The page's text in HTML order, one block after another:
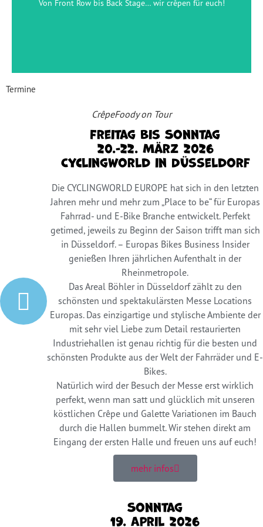
Von Front Row bis Back Stage… wir crêpen für euch!
Termine
CrêpeFoody on Tour
Freitag bis Sonntag
20.-22. März 2026
Cyclingworld in Düsseldorf
Die CYCLINGWORLD EUROPE hat sich in den letzten
Jahren mehr und mehr zum „Place to be“ für Europas
Fahrrad- und E-Bike Branche entwickelt. Perfekt
getimed, jeweils zu Beginn der Saison trifft man sich
in Düsseldorf. – Europas Bikes Business Insider
genießen Ihren jährlichen Aufenthalt in der
Rheinmetropole.
Das Areal Böhler in Düsseldorf zählt zu den
schönsten und spektakulärsten Messe Locations
Europas. Das einzigartige und stylische Ambiente der
mit sehr viel Liebe zum Detail restaurierten
Industriehallen ist genau richtig für die besten und
schönsten Produkte aus der Welt der Fahrräder und E-
Bikes.
Natürlich wird der Besuch der Messe erst wirklich
perfekt, wenn man satt und glücklich mit unseren
köstlichen Crêpe und Galette Variationen im Bauch
durch die Hallen bummelt. Wir stehen direkt am
Eingang der ersten Halle und freuen uns auf euch!
mehr infos
Sonntag
19. April 2026